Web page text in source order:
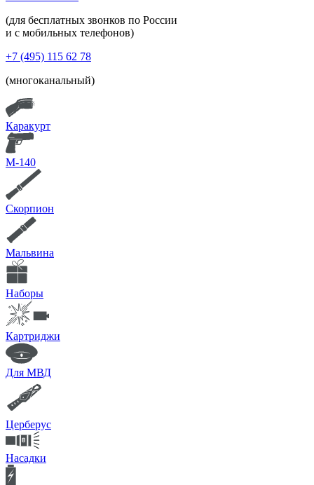
(для бесплатных звонков по России
и с мобильных телефонов)
+7 (495) 115 62 78
(многоканальный)
Каракурт
М-140
Скорпион
Мальвина
Наборы
Картриджи
Для МВД
Церберус
Насадки